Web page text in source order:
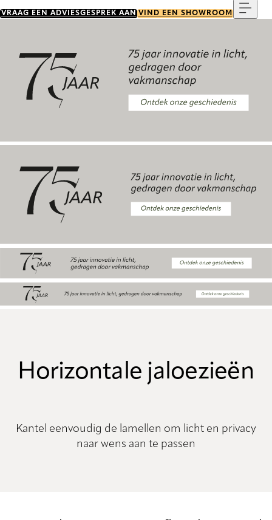
VRAAG EEN ADVIESGESPREK AAN VIND EEN SHOWROOM
Horizontale jaloezieën
Kantel eenvoudig de lamellen om licht en privacy
naar wens aan te passen